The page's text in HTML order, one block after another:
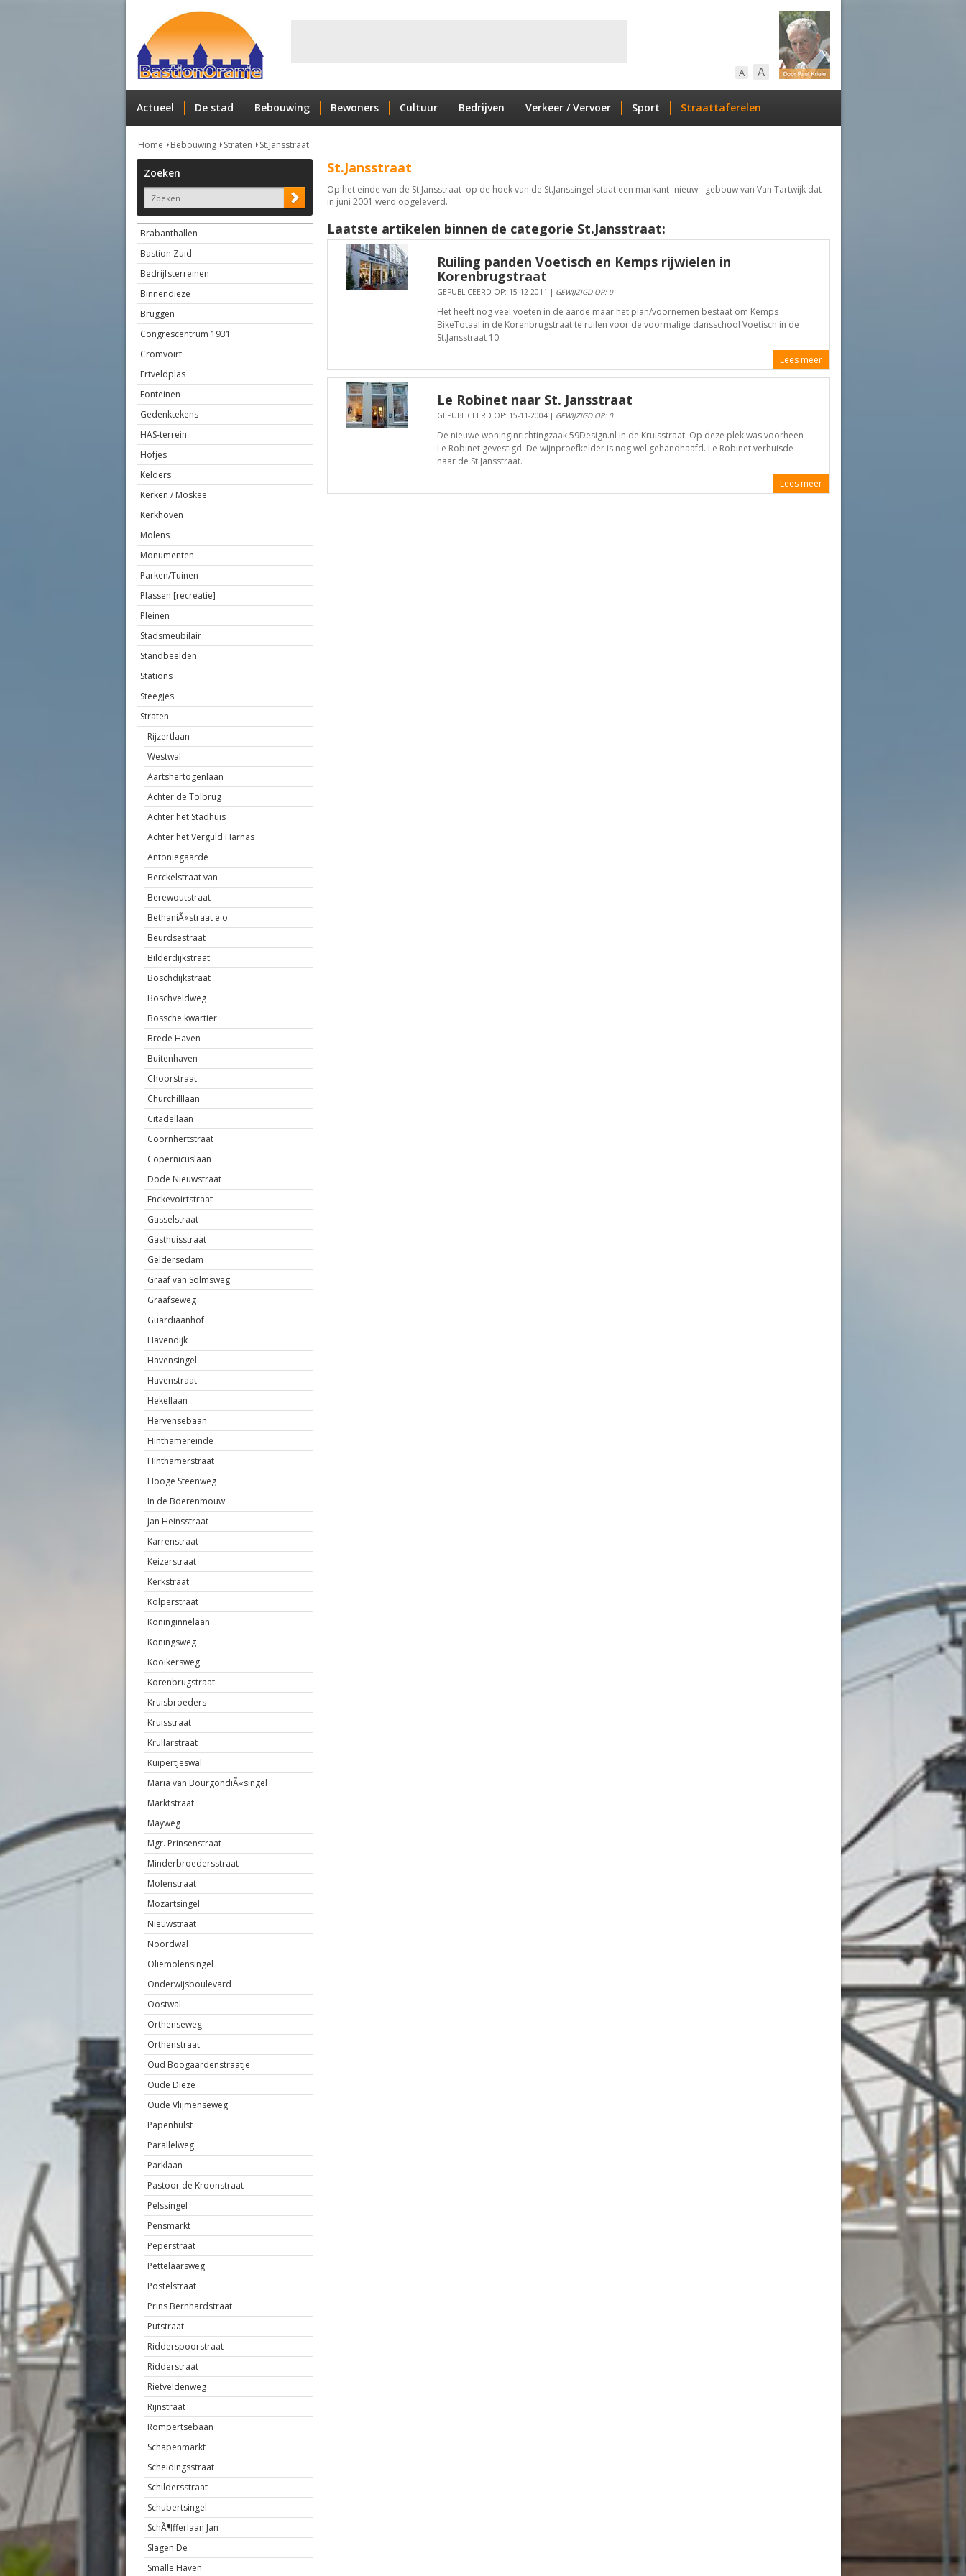
A A
Actueel De stad Bebouwing Bewoners Cultuur Bedrijven Verkeer / Vervoer Sport Straattaferelen
Home Bebouwing Straten St.Jansstraat
Zoeken
Brabanthallen
Bastion Zuid
Bedrijfsterreinen
Binnendieze
Bruggen
Congrescentrum 1931
Cromvoirt
Ertveldplas
Fonteinen
Gedenktekens
HAS-terrein
Hofjes
Kelders
Kerken / Moskee
Kerkhoven
Molens
Monumenten
Parken/Tuinen
Plassen [recreatie]
Pleinen
Stadsmeubilair
Standbeelden
Stations
Steegjes
Straten
Rijzertlaan
Westwal
Aartshertogenlaan
Achter de Tolbrug
Achter het Stadhuis
Achter het Verguld Harnas
Antoniegaarde
Berckelstraat van
Berewoutstraat
BethaniÃ«straat e.o.
Beurdsestraat
Bilderdijkstraat
Boschdijkstraat
Boschveldweg
Bossche kwartier
Brede Haven
Buitenhaven
Choorstraat
Churchilllaan
Citadellaan
Coornhertstraat
Copernicuslaan
Dode Nieuwstraat
Enckevoirtstraat
Gasselstraat
Gasthuisstraat
Geldersedam
Graaf van Solmsweg
Graafseweg
Guardiaanhof
Havendijk
Havensingel
Havenstraat
Hekellaan
Hervensebaan
Hinthamereinde
Hinthamerstraat
Hooge Steenweg
In de Boerenmouw
Jan Heinsstraat
Karrenstraat
Keizerstraat
Kerkstraat
Kolperstraat
Koninginnelaan
Koningsweg
Kooikersweg
Korenbrugstraat
Kruisbroeders
Kruisstraat
Krullarstraat
Kuipertjeswal
Maria van BourgondiÃ«singel
Marktstraat
Mayweg
Mgr. Prinsenstraat
Minderbroedersstraat
Molenstraat
Mozartsingel
Nieuwstraat
Noordwal
Oliemolensingel
Onderwijsboulevard
Oostwal
Orthenseweg
Orthenstraat
Oud Boogaardenstraatje
Oude Dieze
Oude Vlijmenseweg
Papenhulst
Parallelweg
Parklaan
Pastoor de Kroonstraat
Pelssingel
Pensmarkt
Peperstraat
Pettelaarsweg
Postelstraat
Prins Bernhardstraat
Putstraat
Ridderspoorstraat
Ridderstraat
Rietveldenweg
Rijnstraat
Rompertsebaan
Schapenmarkt
Scheidingsstraat
Schildersstraat
Schubertsingel
SchÃ¶fferlaan Jan
Slagen De
Smalle Haven
St.Jansstraat
Op het einde van de St.Jansstraat op de hoek van de St.Janssingel staat een markant -nieuw - gebouw van Van Tartwijk dat
in juni 2001 werd opgeleverd.
Laatste artikelen binnen de categorie St.Jansstraat:
Ruiling panden Voetisch en Kemps rijwielen in
Korenbrugstraat
GEPUBLICEERD OP: 15-12-2011 | GEWIJZIGD OP: 0
Het heeft nog veel voeten in de aarde maar het plan/voornemen bestaat om Kemps
BikeTotaal in de Korenbrugstraat te ruilen voor de voormalige dansschool Voetisch in de
St.Jansstraat 10.
Lees meer
Le Robinet naar St. Jansstraat
GEPUBLICEERD OP: 15-11-2004 | GEWIJZIGD OP: 0
De nieuwe woninginrichtingzaak 59Design.nl in de Kruisstraat. Op deze plek was voorheen
Le Robinet gevestigd. De wijnproefkelder is nog wel gehandhaafd. Le Robinet verhuisde
naar de St.Jansstraat.
Lees meer